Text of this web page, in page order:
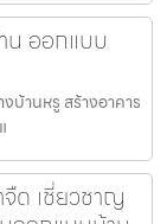
น ออกแบบ
บ้านหรู สร้างอาคาร
ด เชี่ยวชาญ